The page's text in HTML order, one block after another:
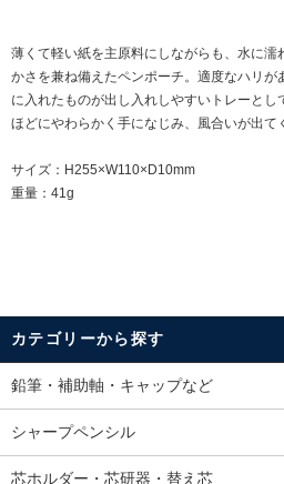
薄くて軽い紙を主原料にしながらも、水に
かさを兼ね備えたペンポーチ。適度なハリが
に入れたものが出し入れしやすいトレーと
ほどにやわらかく手になじみ、風合いが出て
サイズ：H255×W110×D10mm
重量：41g
カテゴリーから探す
鉛筆・補助軸・キャップなど
シャープペンシル
芯ホルダー・芯研器・替え芯